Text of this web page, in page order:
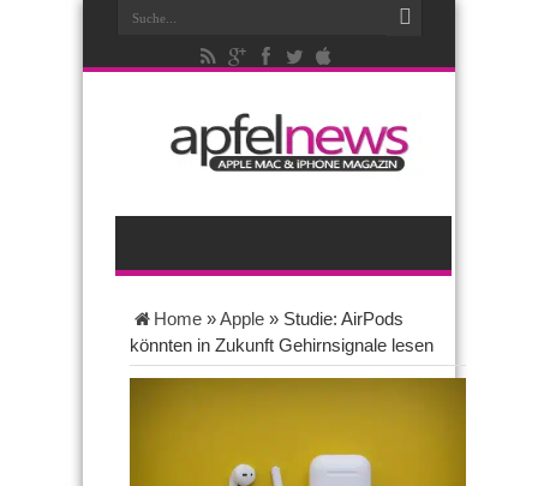
Home »Apple » Studie: AirPods
könnten in Zukunft Gehirnsignale lesen